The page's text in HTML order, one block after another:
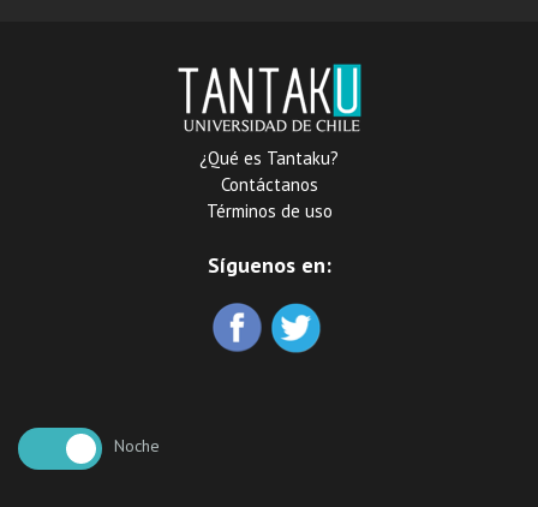
¿Qué es Tantaku?
Contáctanos
Términos de uso
Síguenos en:
Noche